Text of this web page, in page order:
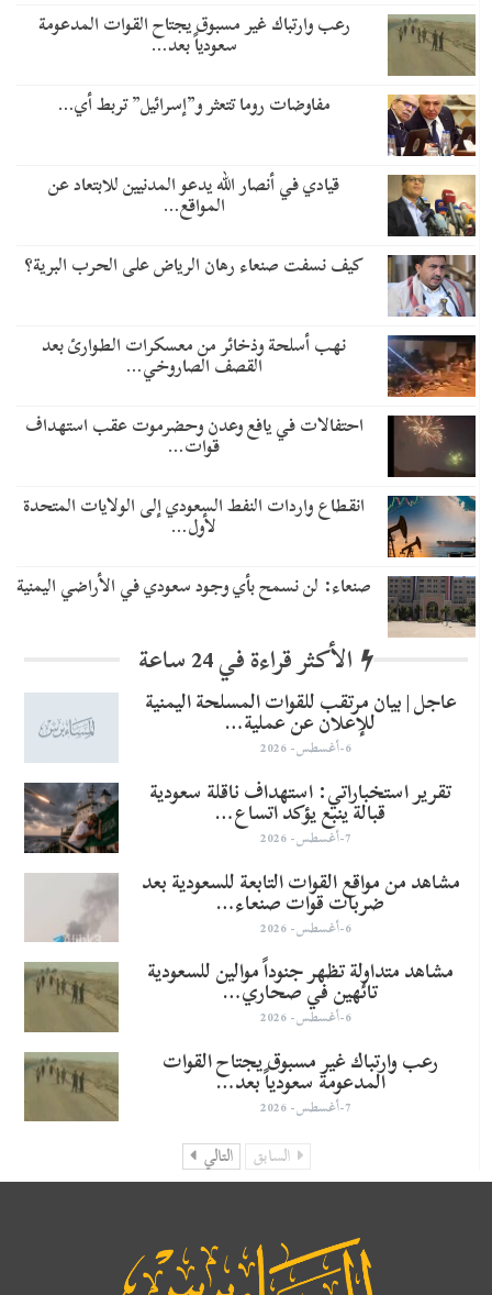
رعب وارتباك غير مسبوق يجتاح القوات المدعومة
سعودياً بعد…
مفاوضات روما تتعثر و”إسرائيل” تربط أي…
قيادي في أنصار الله يدعو المدنيين للابتعاد عن
المواقع…
كيف نسفت صنعاء رهان الرياض على الحرب البرية؟
نهب أسلحة وذخائر من معسكرات الطوارئ بعد
القصف الصاروخي…
احتفالات في يافع وعدن وحضرموت عقب استهداف
قوات…
انقطاع واردات النفط السعودي إلى الولايات المتحدة
لأول…
صنعاء: لن نسمح بأي وجود سعودي في الأراضي اليمنية
الأكثر قراءة في 24 ساعة
عاجل | بيان مرتقب للقوات المسلحة اليمنية
للإعلان عن عملية…
6-أغسطس- 2026
تقرير استخباراتي: استهداف ناقلة سعودية
قبالة ينبع يؤكد اتساع…
7-أغسطس- 2026
مشاهد من مواقع القوات التابعة للسعودية بعد
ضربات قوات صنعاء…
6-أغسطس- 2026
مشاهد متداولة تظهر جنوداً موالين للسعودية
تائهين في صحاري…
6-أغسطس- 2026
رعب وارتباك غير مسبوق يجتاح القوات
المدعومة سعودياً بعد…
7-أغسطس- 2026
السابق التالي